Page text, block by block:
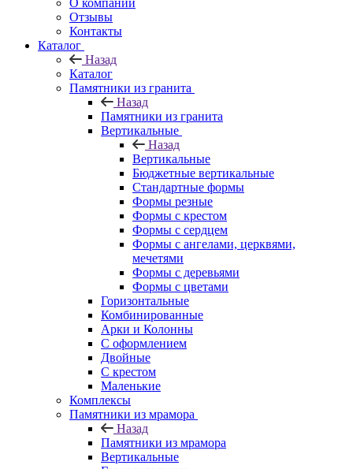
О компании
Отзывы
Контакты
Каталог
Назад
Каталог
Памятники из гранита
Назад
Памятники из гранита
Вертикальные
Назад
Вертикальные
Бюджетные вертикальные
Стандартные формы
Формы резные
Формы с крестом
Формы с сердцем
Формы с ангелами, церквями,
мечетями
Формы с деревьями
Формы с цветами
Горизонтальные
Комбинированные
Арки и Колонны
С оформлением
Двойные
С крестом
Маленькие
Комплексы
Памятники из мрамора
Назад
Памятники из мрамора
Вертикальные